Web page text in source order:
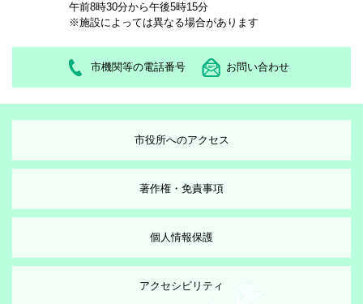
午前8時30分から午後5時15分
※施設によっては異なる場合があります
市機関等の電話番号 お問い合わせ
市役所へのアクセス
著作権・免責事項
個人情報保護
アクセシビリティ